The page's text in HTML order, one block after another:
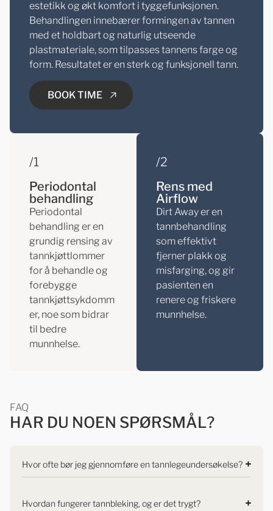
estetikk og økt komfort i tyggefunksjonen.
Behandlingen innebærer formingen av tannen
med et holdbart og naturlig utseende
plastmateriale, som tilpasses tannens farge og
form. Resultatet er en sterk og funksjonell tann.
BOOK TIME
/1
Periodontal
behandling
Periodontal
behandling er en
grundig rensing av
tannkjøttlommer
for å behandle og
forebygge
tannkjøttsykdomm
er, noe som bidrar
til bedre
munnhelse.
/2
Rens med
Airflow
Dirt Away er en
tannbehandling
som effektivt
fjerner plakk og
misfarging, og gir
pasienten en
renere og friskere
munnhelse.
FAQ
HAR DU NOEN SPØRSMÅL?
Hvor ofte bør jeg gjennomføre en tannlegeundersøkelse?
Hvordan fungerer tannbleking, og er det trygt?